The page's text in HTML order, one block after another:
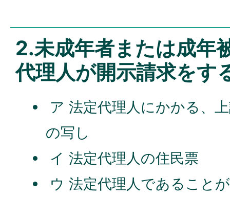
2.未成年者または成年
代理人が開示請求をす
ア 法定代理人にかかる、
の写し
イ 法定代理人の住民票
ウ 法定代理人であること